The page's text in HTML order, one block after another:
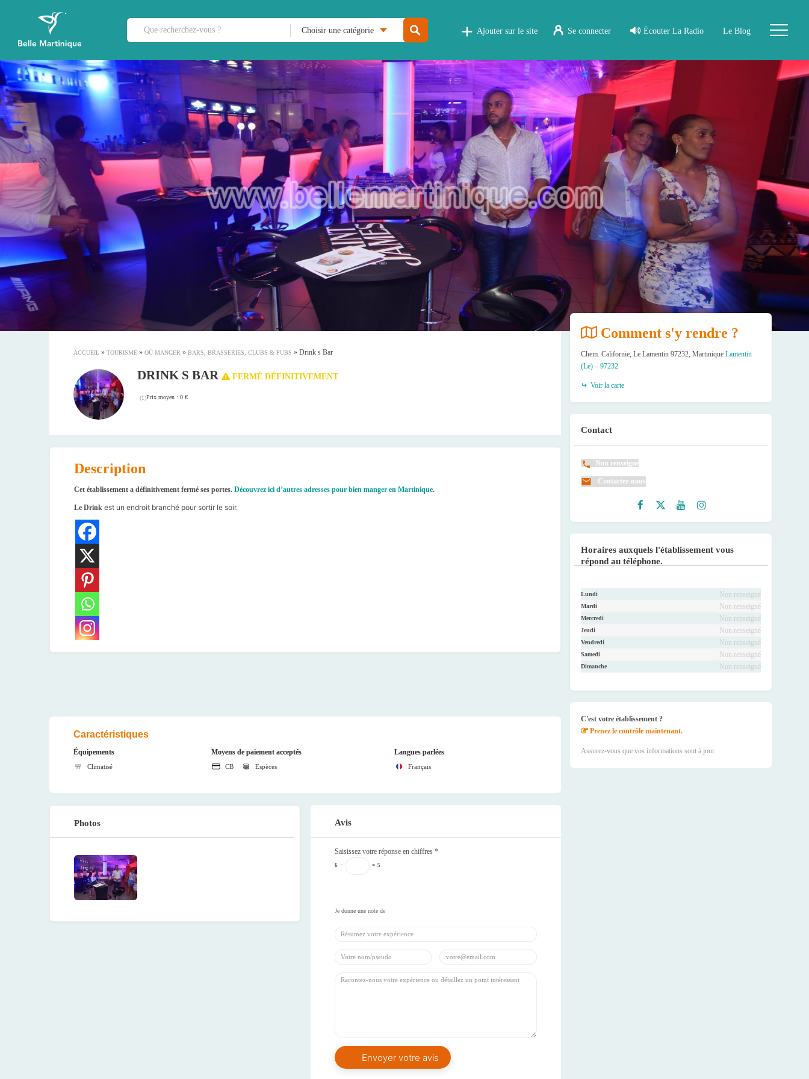
Choisir une catégorie Ajouter sur le site Se connecter Écouter La Radio Le Blog
ACCUEIL » TOURISME » OÙ MANGER » BARS, BRASSERIES, CLUBS & PUBS » Drink s Bar
DRINK S BAR FERMÉ DÉFINITIVEMENT
(1)Prix moyen : 0 €
Description
Cet établissement a définitivement fermé ses portes. Découvrez ici d’autres adresses pour bien manger en Martinique.
Le Drink est un endroit branché pour sortir le soir.
Caractéristiques
Équipements
Climatisé
Moyens de paiement acceptés
CB Espèces
Langues parlées
Français
Photos Avis
Saisissez votre réponse en chiffres*
6 − = 5
Comment s'y rendre ?
Chem. Californie, Le Lamentin 97232, Martinique Lamentin
(Le) – 97232
Voir la carte
Contact
Non renseigné
Contactez-nous
Horaires auxquels l'établissement vous
répond au téléphone.
Lundi Non renseigné
Mardi Non renseigné
Mercredi Non renseigné
Jeudi Non renseigné
Vendredi Non renseigné
Samedi Non renseigné
Dimanche Non renseigné
C'est votre établissement ?
Prenez le contrôle maintenant.
Assurez-vous que vos informations sont à jour.